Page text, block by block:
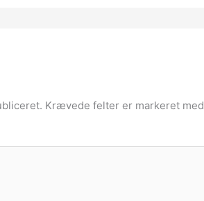
Krævede felter er markeret med